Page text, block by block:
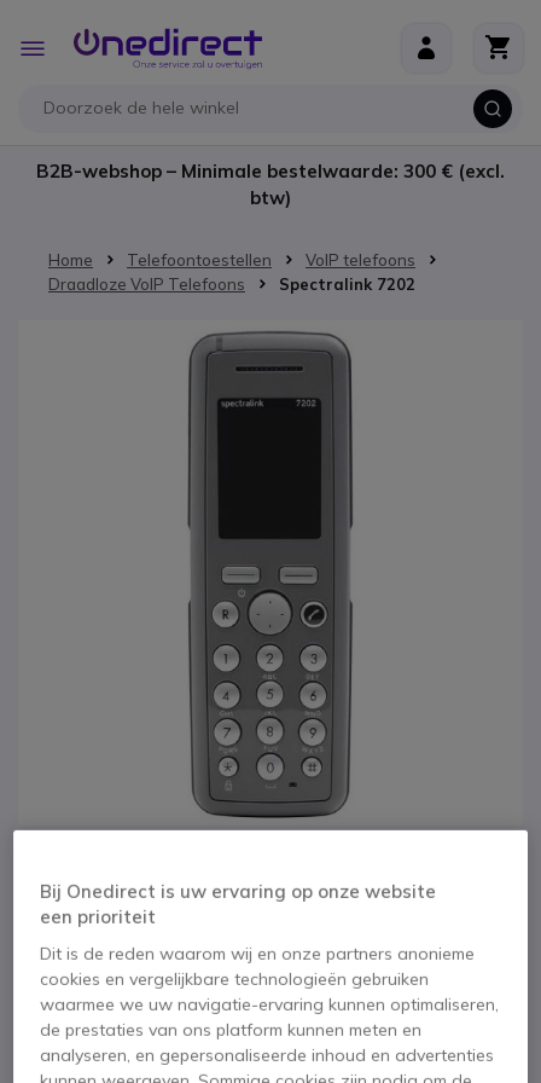
Toggle
Nav
B2B-webshop – Minimale bestelwaarde: 300 € (excl.
btw)
Home Telefoontoestellen
VoIP telefoons
Draadloze VoIP Telefoons
Spectralink 7202
Spectralink 7202
SKU SPECTRA7202 // Referentie fabrikant: 02600000
Robuuste DECT-telefoon voor industriële
omgevingen met geavanceerde functies en grote
autonomie
Ga naar het einde van de afbeeldingen-gallerij
Ga naar het begin van de afbeeldingen-gallerij
Bij Onedirect is uw ervaring op onze website
een prioriteit
Dit is de reden waarom wij en onze partners anonieme
cookies en vergelijkbare technologieën gebruiken
waarmee we uw navigatie-ervaring kunnen optimaliseren,
de prestaties van ons platform kunnen meten en
analyseren, en gepersonaliseerde inhoud en advertenties